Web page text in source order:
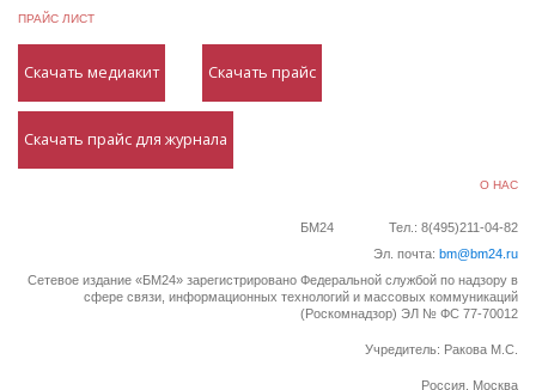
ПРАЙС ЛИСТ
Скачать медиакит Скачать прайс
Скачать прайс для журнала
О НАС
БМ24
Тел.: 8(495)211-04-82
Эл. почта: bm@bm24.ru
Сетевое издание «БМ24» зарегистрировано Федеральной службой по надзору в
сфере связи, информационных технологий и массовых коммуникаций
(Роскомнадзор) ЭЛ № ФС 77-70012
Учредитель: Ракова М.С.
Россия, Москва